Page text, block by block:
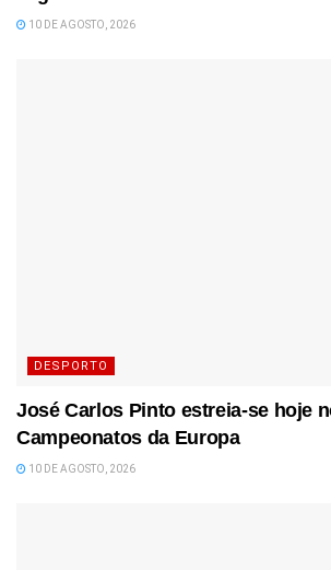
10 DE AGOSTO, 2026
DESPORTO
José Carlos Pinto estreia-se hoje
Campeonatos da Europa
10 DE AGOSTO, 2026